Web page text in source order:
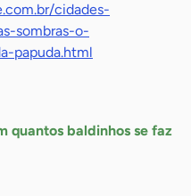
cidades-
sombras-o-
papuda.html
quantos baldinhos se faz